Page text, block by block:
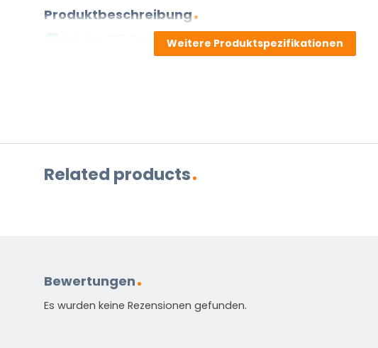
Produktbeschreibung
Hat eine E27-Fassung.
Stellen Sie eine Frage zu diesem Produkt.
(erforderlich)
Welche
Frage
Weitere Produktspezifikationen
Related products
Bewertungen
Es wurden keine Rezensionen gefunden.